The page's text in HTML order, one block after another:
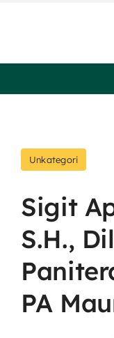
Profil Pengadilan
Informasi Umum
Kepaniteraan
Kesekretariatan
Unkategori
Sigit
S.H.,
PA